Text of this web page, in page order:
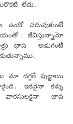
లేదు.
చదువుకుంటే
జీవిస్తున్నామో
భాష‌ అడుగంటి
మా దగ్గరే పుట్టాయి
ఇక‌నైనా క‌ళ్ళు
భాష‌